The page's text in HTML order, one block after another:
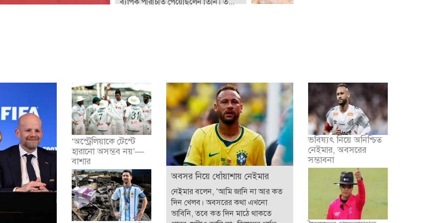
‘অস্ট্রেলিয়াকে টেস্টে
হারানো অসম্ভব নয়’—
বাশার
অবসর নিয়ে ধোঁয়াশায় নেইমার
নেইমার বলেন, ‘আমি জানি না আর কত
দিন খেলব। অবসরের কথা এখনো
ভাবিনি, তবে কত দিন মাঠে থাকতে
ভবিষ্যৎ নিয়ে অনিশ্চিত
নেইমার, অবসরের
সম্ভাবনা